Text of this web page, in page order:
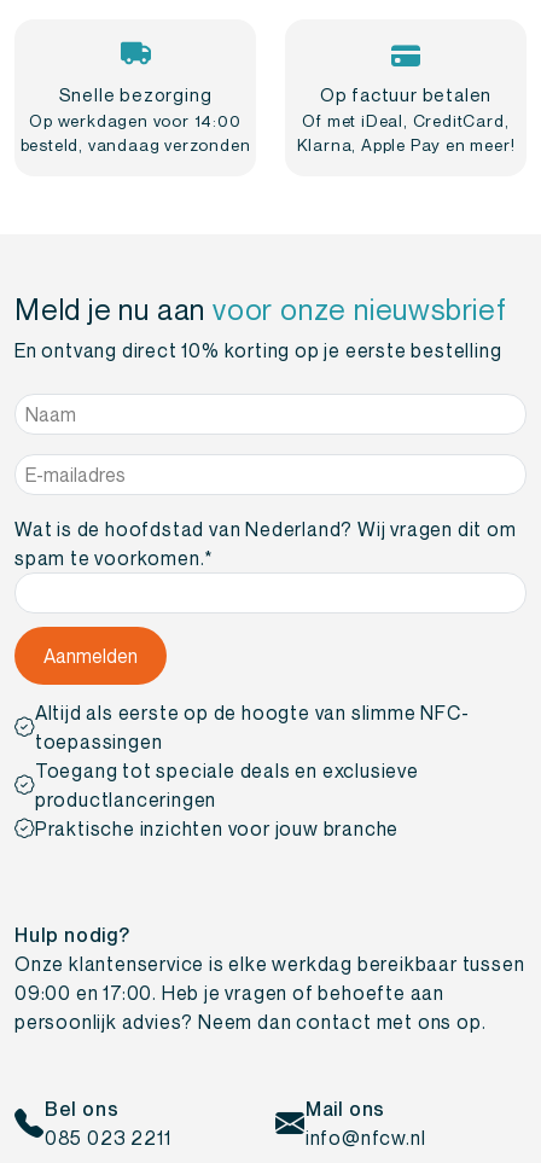
Snelle bezorging
Op werkdagen voor 14:00
besteld, vandaag verzonden
Op factuur betalen
Of met iDeal, CreditCard,
Klarna, Apple Pay en meer!
Meld je nu aanvoor onze nieuwsbrief
En ontvang direct 10% korting op je eerste bestelling
Naam*
E-
mailadres*
Wat is de hoofdstad van Nederland? Wij vragen dit om
spam te voorkomen.*
Altijd als eerste op de hoogte van slimme NFC-
toepassingen
Toegang tot speciale deals en exclusieve
productlanceringen
Praktische inzichten voor jouw branche
Hulp nodig?
Onze klantenservice is elke werkdag bereikbaar tussen
09:00 en 17:00. Heb je vragen of behoefte aan
persoonlijk advies? Neem dan contact met ons op.
Bel ons
085 023 2211
Mail ons
info@nfcw.nl